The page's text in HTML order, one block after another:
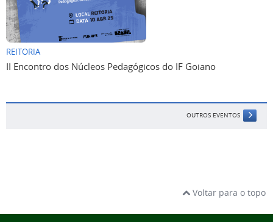
REITORIA
II Encontro dos Núcleos Pedagógicos do IF Goiano
OUTROS EVENTOS
Voltar para o topo